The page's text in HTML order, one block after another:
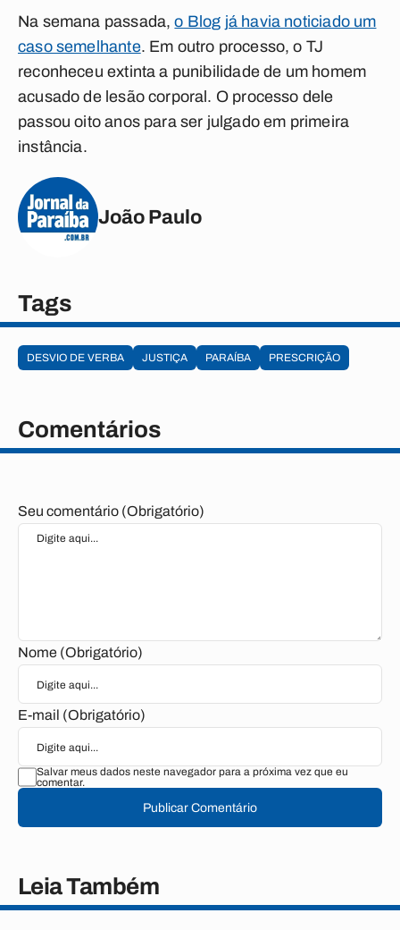
Na semana passada,o Blog já havia noticiado um
caso semelhante. Em outro processo, o TJ
reconheceu extinta a punibilidade de um homem
acusado de lesão corporal. O processo dele
passou oito anos para ser julgado em primeira
instância.
João Paulo
Tags
DESVIO DE VERBA JUSTIÇA PARAÍBA PRESCRIÇÃO
Comentários
Seu comentário (Obrigatório)
Nome (Obrigatório)
E-mail (Obrigatório)
Salvar meus dados neste navegador para a próxima vez que eu
comentar.
Publicar Comentário
Leia Também